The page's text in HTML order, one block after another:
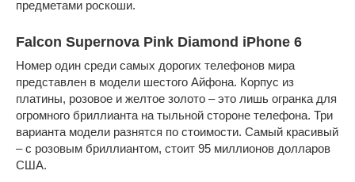
предметами роскоши.
Falcon Supernova Pink Diamond iPhone 6
Номер один среди самых дорогих телефонов мира
представлен в модели шестого Айфона. Корпус из
платины, розовое и желтое золото – это лишь огранка для
огромного бриллианта на тыльной стороне телефона. Три
варианта модели разнятся по стоимости. Самый красивый
– с розовым бриллиантом, стоит 95 миллионов долларов
США.